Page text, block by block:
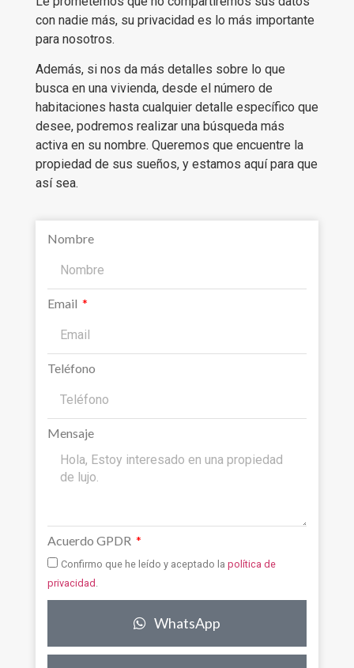
con nadie más, su privacidad es lo más importante
para nosotros.
Además, si nos da más detalles sobre lo que
busca en una vivienda, desde el número de
habitaciones hasta cualquier detalle específico que
desee, podremos realizar una búsqueda más
activa en su nombre. Queremos que encuentre la
propiedad de sus sueños, y estamos aquí para que
así sea.
Nombre
Email
Teléfono
Mensaje
Acuerdo GPDR
Confirmo que he leído y aceptado la política de
privacidad .
WhatsApp